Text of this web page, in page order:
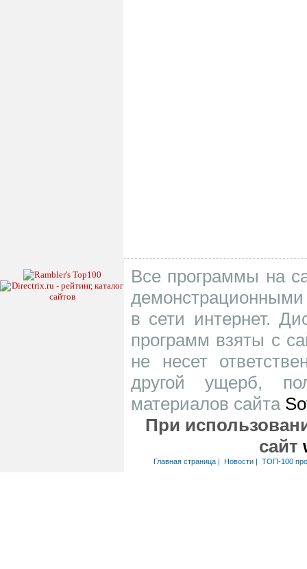
Все программы на
в сети интернет.
программ взяты с
не несет
другой ущерб,
материалов сайта
При
сайт
Главная страница| Новости| ТОП-100